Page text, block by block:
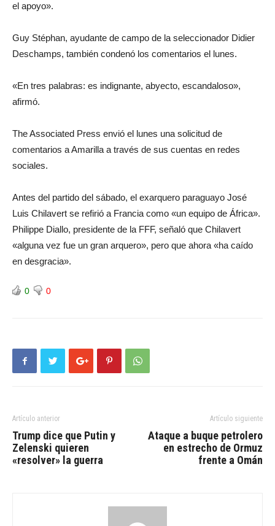
el apoyo».
Guy Stéphan, ayudante de campo de la seleccionador Didier
Deschamps, también condenó los comentarios el lunes.
«En tres palabras: es indignante, abyecto, escandaloso»,
afirmó.
The Associated Press envió el lunes una solicitud de
comentarios a Amarilla a través de sus cuentas en redes
sociales.
Antes del partido del sábado, el exarquero paraguayo José
Luis Chilavert se refirió a Francia como «un equipo de África».
Philippe Diallo, presidente de la FFF, señaló que Chilavert
«alguna vez fue un gran arquero», pero que ahora «ha caído
en desgracia».
0 0
Artículo anterior
Trump dice que Putin y
Zelenski quieren
«resolver» la guerra
Artículo siguiente
Ataque a buque petrolero
en estrecho de Ormuz
frente a Omán